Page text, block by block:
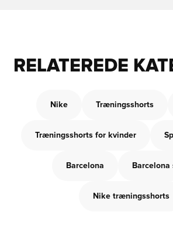
RELATEREDE
Nike Træningsshorts
Træningsshorts for kvinder
Barcelona Barcelona
Nike træningsshorts